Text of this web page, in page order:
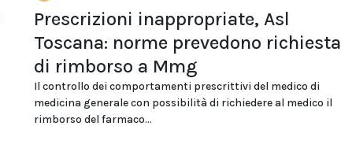
Prescrizioni inappropriate, Asl
Toscana: norme prevedono richiesta
di rimborso a Mmg
Il controllo dei comportamenti prescrittivi del medico di
medicina generale con possibilità di richiedere al medico il
rimborso del farmaco...